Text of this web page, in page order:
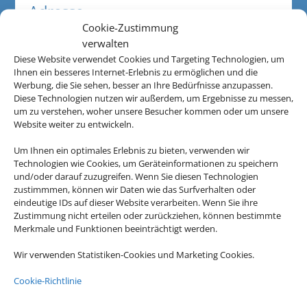
Cookie-Zustimmung
verwalten
Diese Website verwendet Cookies und Targeting Technologien, um
Ihnen ein besseres Internet-Erlebnis zu ermöglichen und die
Werbung, die Sie sehen, besser an Ihre Bedürfnisse anzupassen.
Diese Technologien nutzen wir außerdem, um Ergebnisse zu messen,
um zu verstehen, woher unsere Besucher kommen oder um unsere
Website weiter zu entwickeln.
Um Ihnen ein optimales Erlebnis zu bieten, verwenden wir
Technologien wie Cookies, um Geräteinformationen zu speichern
und/oder darauf zuzugreifen. Wenn Sie diesen Technologien
zustimmmen, können wir Daten wie das Surfverhalten oder
eindeutige IDs auf dieser Website verarbeiten. Wenn Sie ihre
Zustimmung nicht erteilen oder zurückziehen, können bestimmte
Merkmale und Funktionen beeinträchtigt werden.
Wir verwenden Statistiken-Cookies und Marketing Cookies.
Cookie-Richtlinie
Adresse
Sova Tours GbR
Mannheimer Straße 49
D-76337 Waldbronn
Kontakt
07243 69464
Schenk@sova-tours.de
Öffnungszeiten